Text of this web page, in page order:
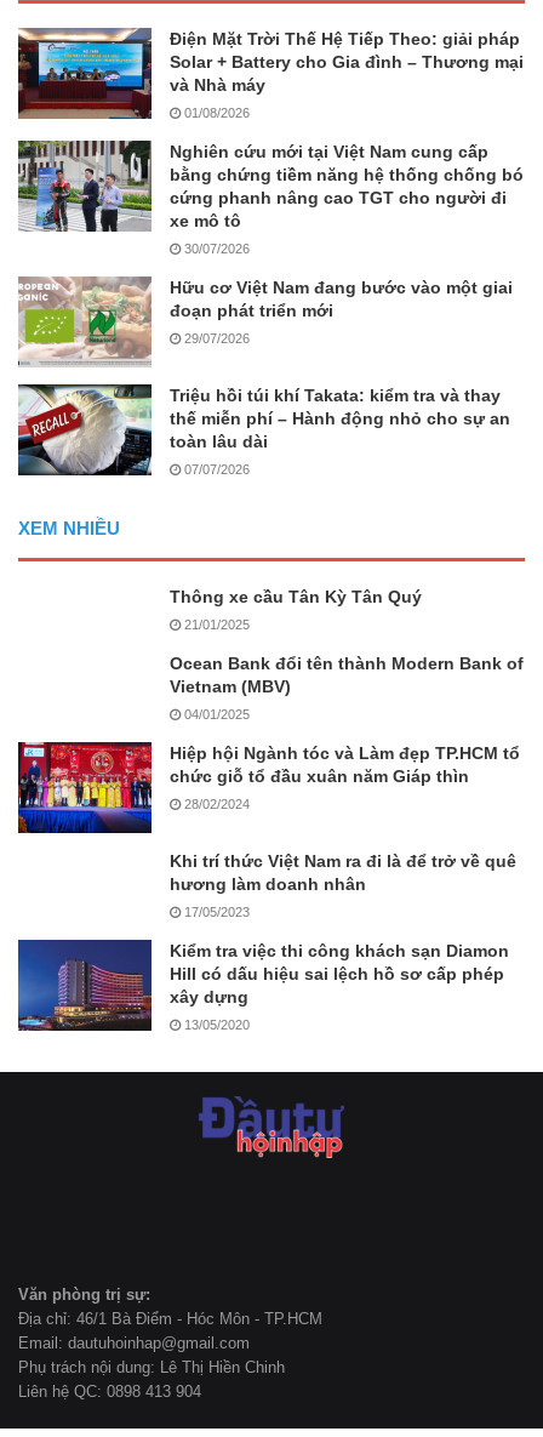
Điện Mặt Trời Thế Hệ Tiếp Theo: giải pháp
Solar + Battery cho Gia đình – Thương mại
và Nhà máy
01/08/2026
Nghiên cứu mới tại Việt Nam cung cấp
bằng chứng tiềm năng hệ thống chống bó
cứng phanh nâng cao TGT cho người đi
xe mô tô
30/07/2026
Hữu cơ Việt Nam đang bước vào một giai
đoạn phát triển mới
29/07/2026
Triệu hồi túi khí Takata: kiểm tra và thay
thế miễn phí – Hành động nhỏ cho sự an
toàn lâu dài
07/07/2026
XEM NHIỀU
Thông xe cầu Tân Kỳ Tân Quý
21/01/2025
Ocean Bank đổi tên thành Modern Bank of
Vietnam (MBV)
04/01/2025
Hiệp hội Ngành tóc và Làm đẹp TP.HCM tổ
chức giỗ tổ đầu xuân năm Giáp thìn
28/02/2024
Khi trí thức Việt Nam ra đi là để trở về quê
hương làm doanh nhân
17/05/2023
Kiểm tra việc thi công khách sạn Diamon
Hill có dấu hiệu sai lệch hồ sơ cấp phép
xây dựng
13/05/2020
Văn phòng trị sự:
Địa chỉ: 46/1 Bà Điểm - Hóc Môn - TP.HCM
Email: dautuhoinhap@gmail.com
Phụ trách nội dung: Lê Thị Hiền Chinh
Liên hệ QC: 0898 413 904